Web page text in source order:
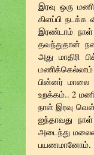
இரவு ஒரு
கிளப்பி நடக்க
இரண்டாம் நாள்
தவந்துதான்
அது மாதிரி
மணிக்கெல்லாம்
பின்னர் மாலை
உறக்கம்.. 2
நாள் இரவு
ஐந்தாவது
அடைந்து
பயணமானோம்.